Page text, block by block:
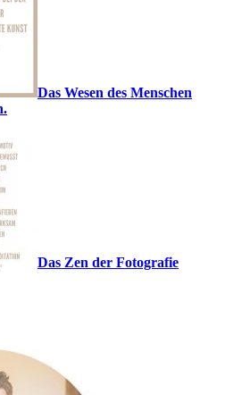
Das Wesen des Menschen
Das Zen der Fotografie